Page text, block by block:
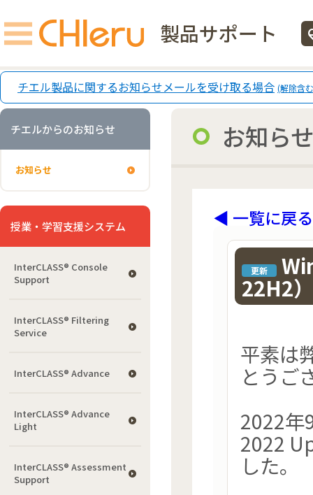
製品サポート
チエル製品に関するお知らせメールを受け取る場合 (解除含
チエルからのお知らせ
お知らせ
授業・学習支援システム
InterCLASS®︎ Console
Support
InterCLASS®︎ Filtering
Service
InterCLASS® Advance
InterCLASS® Advance
Light
InterCLASS®︎ Assessment
Support
お知らせ
◀ 一覧に戻る
更新
22H2
平素は
とうご
2022年
2022
した。